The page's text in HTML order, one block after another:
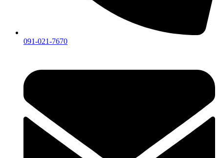
091-021-7670